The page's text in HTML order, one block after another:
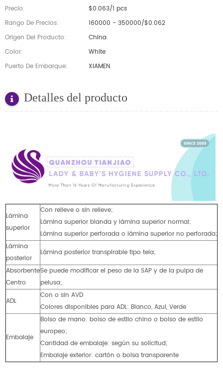
Precio:
$0.063/1 pcs
Rango De Precios:
160000 - 350000/$0.062
Origen Del Producto:
China
Color:
White
Puerto De Embarque:
XIAMEN
Detalles del producto
Lámina
superior
Con relieve o sin relieve;
Lámina superior blanda y lámina superior normal;
Lámina superior perforada o lámina superior no perforada;
Lámina
posterior
Lámina posterior transpirable tipo tela;
Absorbente
Centro
Se puede modificar el peso de la SAP y de la pulpa de
pelusa;
ADL
Con o sin AVD
Colores disponibles para ADL: Blanco, Azul, Verde
Embalaje
Bolso de mano: bolso de estilo chino o bolso de estilo
europeo;
Cantidad de embalaje: según su solicitud;
Embalaje exterior: cartón o bolsa transparente